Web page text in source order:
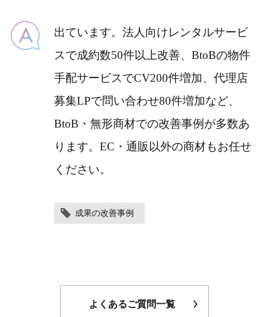
出ています。法人向けレンタルサービ
スで成約数50件以上改善、BtoBの物件
手配サービスでCV200件増加、代理店
募集LPで問い合わせ80件増加など、
BtoB・無形商材での改善事例が多数あ
ります。EC・通販以外の商材もお任せ
ください。
成果の改善事例
よくあるご質問一覧